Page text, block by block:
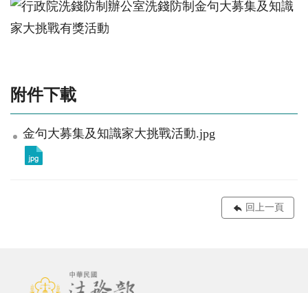
附件下載
金句大募集及知識家大挑戰活動.jpg
回上一頁